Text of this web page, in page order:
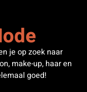
je op zoek naar
make-up, haar en
goed!